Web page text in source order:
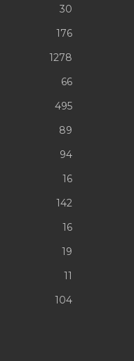
30
176
1278
66
495
89
94
16
142
16
19
11
104